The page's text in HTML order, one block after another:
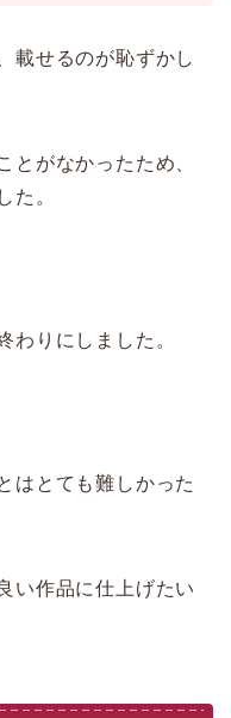
載せるのが恥ずかし
とがなかったため、
た。
わりにしました。
はとても難しかった
い作品に仕上げたい